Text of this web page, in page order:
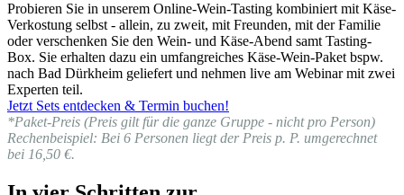
Probieren Sie in unserem Online-Wein-Tasting kombiniert mit Käse-
Verkostung selbst - allein, zu zweit, mit Freunden, mit der Familie
oder verschenken Sie den Wein- und Käse-Abend samt Tasting-
Box. Sie erhalten dazu ein umfangreiches Käse-Wein-Paket bspw.
nach Bad Dürkheim geliefert und nehmen live am Webinar mit zwei
Experten teil.
Jetzt Sets entdecken & Termin buchen!
*Paket-Preis (Preis gilt für die ganze Gruppe - nicht pro Person)
Rechenbeispiel: Bei 6 Personen liegt der Preis p. P. umgerechnet
bei 16,50 €.